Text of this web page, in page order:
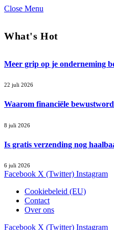
Close Menu
What's Hot
Meer grip op je onderneming
22 juli 2026
Waarom financiële
8 juli 2026
Is gratis verzending nog
6 juli 2026
Facebook X (Twitter) Instagram
Cookiebeleid (EU)
Contact
Over ons
Facebook X (Twitter) Instagram